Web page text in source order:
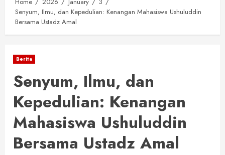
Senyum, Ilmu, dan Kepedulian: Kenangan Mahasiswa Ushuluddin
Bersama Ustadz Amal
Berita
Senyum, Ilmu, dan
Kepedulian: Kenangan
Mahasiswa Ushuluddin
Bersama Ustadz Amal